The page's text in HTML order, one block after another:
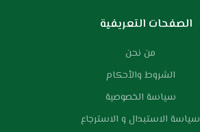
الصفحات التعريفية
من نحن
الشروط والأحكام
سياسة الخصوصية
سياسة الاستبدال و الاسترجاع